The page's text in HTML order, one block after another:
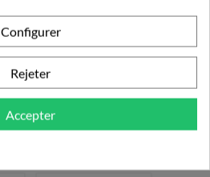
Mina 4,5ml
Configurer
Rejeter
Accepter